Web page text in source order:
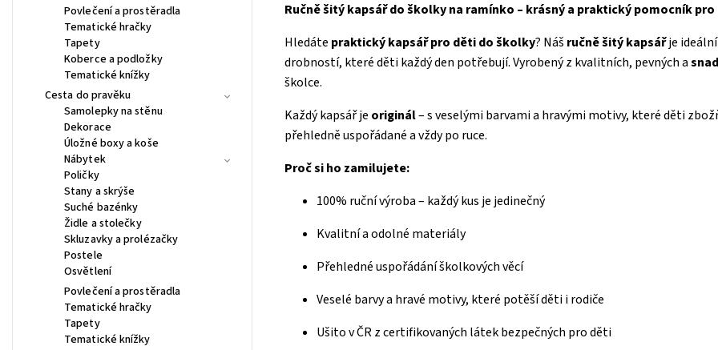
Povlečení a prostěradla
Tematické hračky
Tapety
Koberce a podložky
Tematické knížky
Cesta do pravěku
Samolepky na stěnu
Dekorace
Úložné boxy a koše
Nábytek
Poličky
Stany a skrýše
Suché bazénky
Židle a stolečky
Skluzavky a prolézačky
Postele
Osvětlení
Povlečení a prostěradla
Tematické hračky
Tapety
Tematické knížky
Ručně šitý kapsář do školky na ramínko – krásný a praktický pomocník pro
Hledáte praktický kapsář pro děti do školky? Náš ručně šitý kapsářje
drobností, které děti každý den potřebují. Vyrobený z kvalitních, pevných a
školce.
Každý kapsář je originál– s veselými barvami a hravými motivy, které děti
přehledně uspořádané a vždy po ruce.
Proč si ho zamilujete:
100% ruční výroba – každý kus je jedinečný
Kvalitní a odolné materiály
Přehledné uspořádání školkových věcí
Veselé barvy a hravé motivy, které potěší děti i rodiče
Ušito v ČR z certifikovaných látek bezpečných pro děti